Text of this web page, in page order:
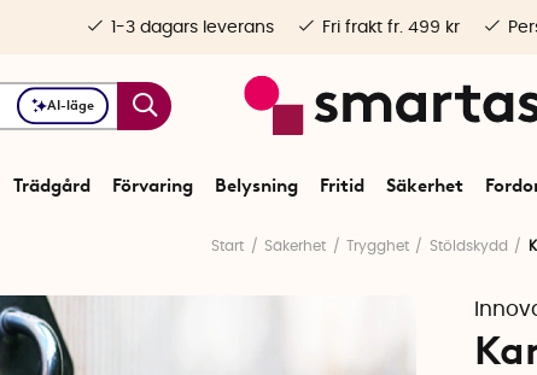
AI-läge
Trädgård Förvaring Belysning Fritid Säkerhet
1-3 dagars leverans Fri frakt fr. 499 kr
Start Säkerhet Trygghet Stöldskydd